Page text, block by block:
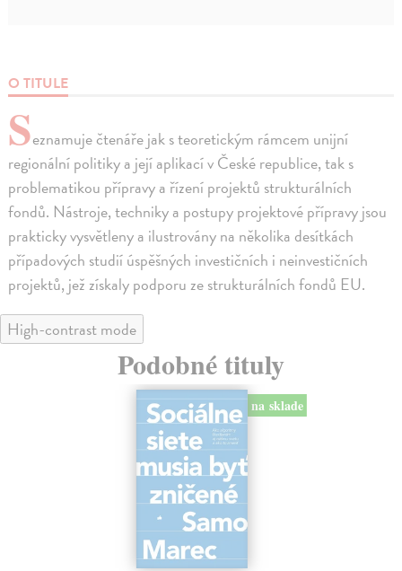
O TITULE
Seznamuje čtenáře jak s teoretickým rámcem unijní
regionální politiky a její aplikací v České republice, tak s
problematikou přípravy a řízení projektů strukturálních
fondů. Nástroje, techniky a postupy projektové přípravy jsou
prakticky vysvětleny a ilustrovány na několika desítkách
případových studií úspěšných investičních i neinvestičních
projektů, jež získaly podporu ze strukturálních fondů EU.
High-contrast mode
Podobné tituly
na sklade